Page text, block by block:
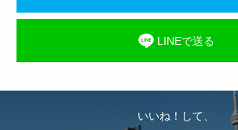
LINEで送る
いいね！して、